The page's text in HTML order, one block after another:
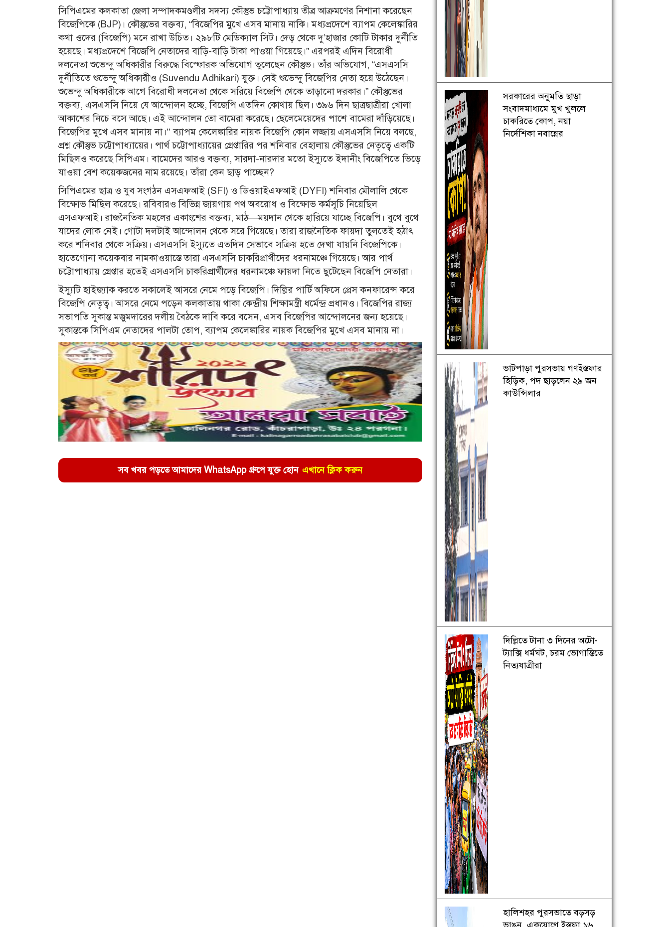
সিপিএমের কলকাতা জেলা সম্পাদকমণ্ডলীর সদস‌্য কৌস্তুভ চট্টোপাধ্যায় তীব্র আক্রমণের নিশানা করেছেন
বিজেপিকে (BJP)। কৌস্তুভের বক্তব্য, “বিজেপির মুখে এসব মানায় নাকি। মধ্যপ্রদেশে ব্যাপম কেলেঙ্কারির
কথা ওদের (বিজেপি) মনে রাখা উচিত। ২৯৮টি মেডিক্যাল সিট। দেড় থেকে দু’হাজার কোটি টাকার দুর্নীতি
হয়েছে। মধ্যপ্রদেশে বিজেপি নেতাদের বাড়ি-বাড়ি টাকা পাওয়া গিয়েছে।” এরপরই এদিন বিরোধী
দলনেতা শুভেন্দু অধিকারীর বিরুদ্ধে বিস্ফোরক অভিযোগ তুলেছেন কৌস্তুভ। তাঁর অভিযোগ, “এসএসসি
দুর্নীতিতে শুভেন্দু অধিকারীও (Suvendu Adhikari) যুক্ত। সেই শুভেন্দু বিজেপির নেতা হয়ে উঠেছেন।
শুভেন্দু অধিকারীকে আগে বিরোধী দলনেতা থেকে সরিয়ে বিজেপি থেকে তাড়ানো দরকার।” কৌস্তুভের
বক্তব‌্য, এসএসসি নিয়ে যে আন্দোলন হচ্ছে, বিজেপি এতদিন কোথায় ছিল। ৩৯৬ দিন ছাত্রছাত্রীরা খোলা
আকাশের নিচে বসে আছে। এই আন্দোলন তো বামেরা করেছে। ছেলেমেয়েদের পাশে বামেরা দাঁড়িয়েছে।
বিজেপির মুখে এসব মানায় না।’’ ব্যাপম কেলেঙ্কারির নায়ক বিজেপি কোন লজ্জায় এসএসসি নিয়ে বলছে,
প্রশ্ন কৌস্তুভ চট্টোপাধ্যায়ের। পার্থ চট্টোপাধ্যায়ের গ্রেপ্তারির পর শনিবার বেহালায় কৌস্তুভের নেতৃত্বে একটি
মিছিলও করেছে সিপিএম। বামেদের আরও বক্তব‌্য, সারদা-নারদার মতো ইস্যুতে ইদানীং বিজেপিতে ভিড়ে
যাওয়া বেশ কয়েকজনের নাম রয়েছে। তাঁরা কেন ছাড় পাচ্ছেন?
সিপিএমের ছাত্র ও যুব সংগঠন এসএফআই (SFI) ও ডিওয়াইএফআই (DYFI) শনিবার মৌলালি থেকে
বিক্ষোভ মিছিল করেছে। রবিবারও বিভিন্ন জায়গায় পথ অবরোধ ও বিক্ষোভ কর্মসূচি নিয়েছিল
এসএফআই। রাজনৈতিক মহলের একাংশের বক্তব্য, মাঠ—ময়দান থেকে হারিয়ে যাচ্ছে বিজেপি। বুথে বুথে
যাদের লোক নেই। গোটা দলটাই আন্দোলন থেকে সরে গিয়েছে। তারা রাজনৈতিক ফায়দা তুলতেই হঠাৎ
করে শনিবার থেকে সক্রিয়। এসএসসি ইস্যুতে এতদিন সেভাবে সক্রিয় হতে দেখা যায়নি বিজেপিকে।
হাতেগোনা কয়েকবার নামকাওয়াস্তে তারা এসএসসি চাকরিপ্রার্থীদের ধরনামঞ্চে গিয়েছে। আর পার্থ
চট্টোপাধ্যায় গ্রেপ্তার হতেই এসএসসি চাকরিপ্রার্থীদের ধরনামঞ্চে ফায়দা নিতে ছুটেছেন বিজেপি নেতারা।
ইস্যুটি হাইজ্যাক করতে সকালেই আসরে নেমে পড়ে বিজেপি। দিল্লির পার্টি অফিসে প্রেস কনফারেন্স করে
বিজেপি নেতৃত্ব। আসরে নেমে পড়েন কলকাতায় থাকা কেন্দ্রীয় শিক্ষামন্ত্রী ধর্মেন্দ্র প্রধানও। বিজেপির রাজ্য
সভাপতি সুকান্ত মজুমদারের দলীয় বৈঠকে দাবি করে বসেন, এসব বিজেপির আন্দোলনের জন্য হয়েছে।
সুকান্তকে সিপিএম নেতাদের পালটা তোপ, ব্যাপম কেলেঙ্কারির নায়ক বিজেপির মুখে এসব মানায় না।
সব খবর পড়তে আমাদের WhatsApp গ্রুপে যুক্ত হোন এখানে ক্লিক করুন
সরকারের অনুমতি ছাড়া
সংবাদমাধ্যমে মুখ খুললে
চাকরিতে কোপ, নয়া
নির্দেশিকা নবান্নের
ভাটপাড়া পুরসভায় গণইস্তফার
হিড়িক, পদ ছাড়লেন ২৯ জন
কাউন্সিলার
দিল্লিতে টানা ৩ দিনের অটো-
ট্যাক্সি ধর্মঘট, চরম ভোগান্তিতে
নিত্যযাত্রীরা
হালিশহর পুরসভাতে বড়সড়